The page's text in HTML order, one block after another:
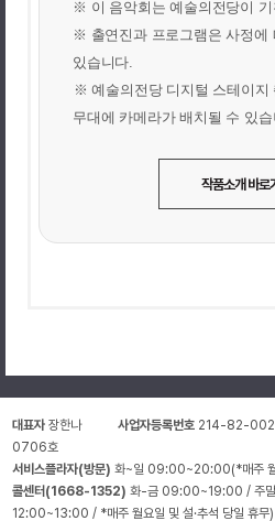
※ 이 음악회는 예술의전당이 기
※ 출연진과 프로그램은 사정에
있습니다.
※ 예술의전당 디지털 스테이지
무대에 카메라가 배치될 수 있습
작품소개 바로
대표자장한나 사업자등록번호 214-82-
0706호
서비스플라자(방문)화~일 09:00~20:00(*매주 월
콜센터(1668-1352)화-금 09:00~19:00 / 주
12:00~13:00 / *매주 월요일 및 설·추석 당일 휴무)